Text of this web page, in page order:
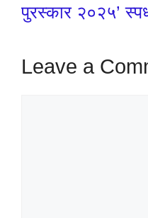
पुरस्कार २०२५’
Leave a